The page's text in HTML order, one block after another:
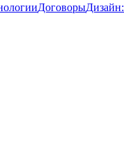
ДоговорыДизайн: